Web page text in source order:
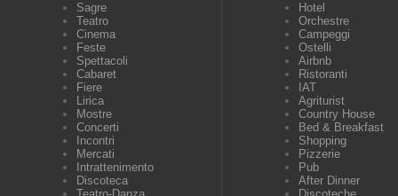
Sagre
Teatro
Cinema
Feste
Spettacoli
Cabaret
Fiere
Lirica
Mostre
Concerti
Incontri
Mercati
Intrattenimento
Discoteca
Hotel
Orchestre
Campeggi
Ostelli
Airbnb
Ristoranti
IAT
Agriturist
Country House
Bed & Breakfast
Shopping
Pizzerie
Pub
After Dinner